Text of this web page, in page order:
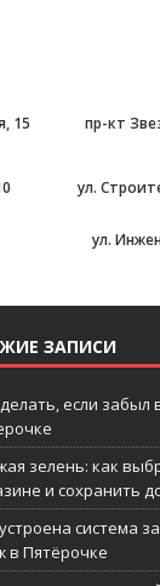
15 пр-кт
ул.
ул.
ЗАПИСИ
если забыл
зелень: как
и сохранить
система
в Пятёрочке